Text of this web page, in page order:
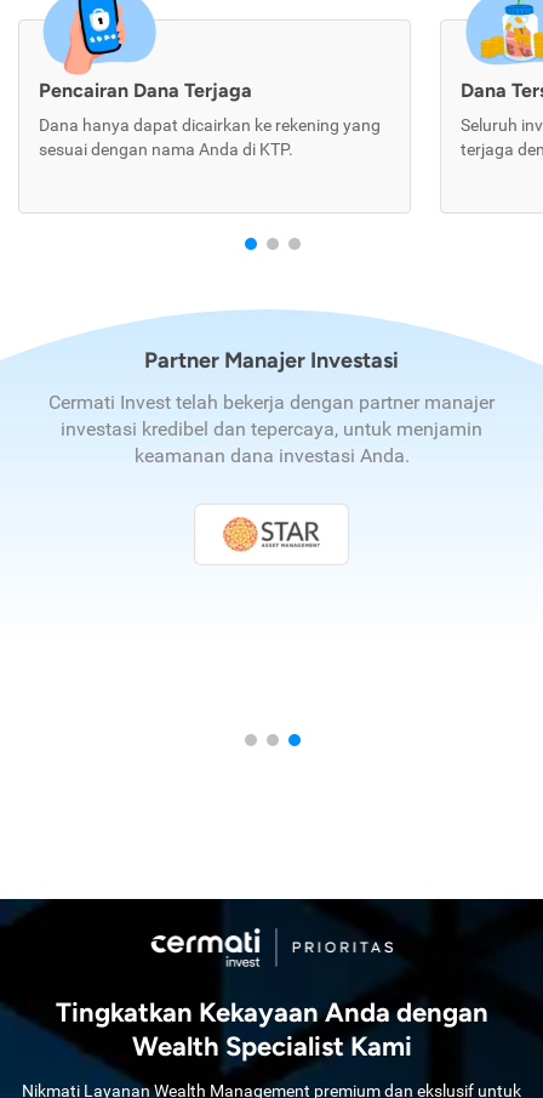
Pencairan Dana Terjaga
Dana hanya dapat dicairkan ke rekening yang
sesuai dengan nama Anda di KTP.
Dana
Seluruh
terjaga
Partner Manajer Investasi
Cermati Invest telah bekerja dengan partner manajer
investasi kredibel dan tepercaya, untuk menjamin
keamanan dana investasi Anda.
Tingkatkan Kekayaan Anda dengan
Wealth Specialist Kami
Nikmati Layanan Wealth Management premium dan ekslusif untuk